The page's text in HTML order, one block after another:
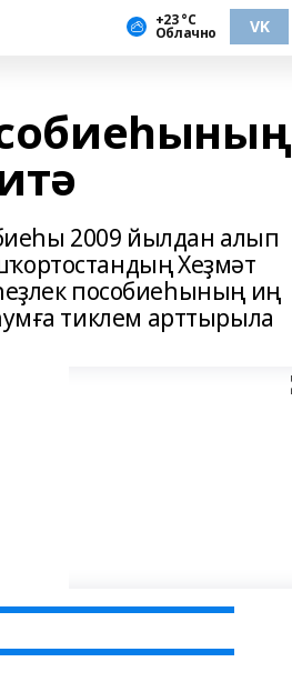
+23 °С
Облачно VK
2009 йылдан алып
Хеҙмәт
пособиеһының иң
тиклем арттырыла